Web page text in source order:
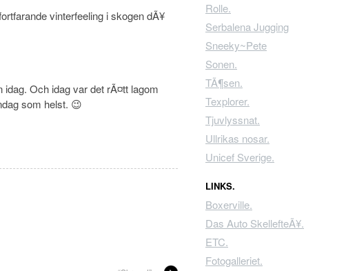
vinterfeeling i skogen dÃ¥
Och idag var det rÃ¤tt lagom
som helst. 😉
Rolle.
Serbalena Jugging
Sneeky~Pete
Sonen.
TÃ¶sen.
Texplorer.
Tjuvlyssnat.
Ullrikas nosar.
Unicef Sverige.
LINKS.
Boxerville.
Das Auto SkellefteÃ¥.
ETC.
Fotogalleriet.